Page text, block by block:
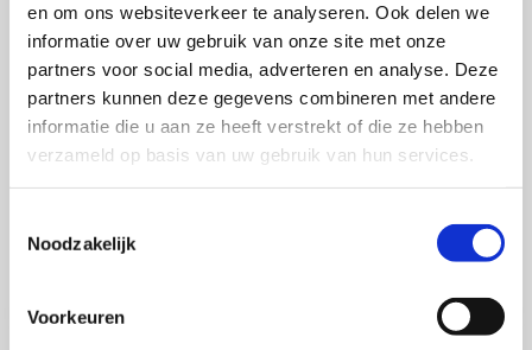
en om ons websiteverkeer te analyseren. Ook delen we
informatie over uw gebruik van onze site met onze
partners voor social media, adverteren en analyse. Deze
partners kunnen deze gegevens combineren met andere
informatie die u aan ze heeft verstrekt of die ze hebben
verzameld op basis van uw gebruik van hun services.
Noodzakelijk
Voorkeuren
tussen misinformatie en vertrouwen in organisaties.
Meer specifiek gaat hij na hoe misinformatie
vertrouwen in organisaties beïnvloedt, maar ook hoe
(een gebrek aan) vertrouwen misinformatie al dan niet
aantrekkelijker en moeilijker te corrigeren maakt. Hij
heeft een brede interesse in publieke opvattingen (en
politiek.